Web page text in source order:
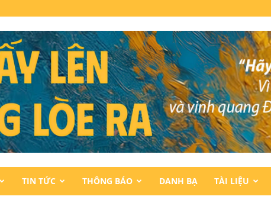
TIN TỨC THÔNG BÁO DANH BẠ TÀI LIỆU